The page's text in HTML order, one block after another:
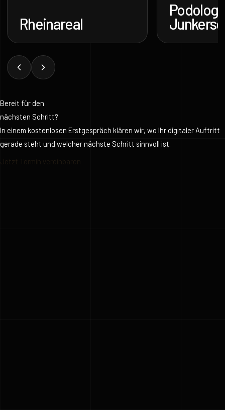
Rheinareal
Bereit für den
nächsten Schritt?
In einem kostenlosen Erstgespräch klären wir, wo Ihr digitaler Auftritt
gerade steht und welcher nächste Schritt sinnvoll ist.
Jetzt Termin vereinbaren